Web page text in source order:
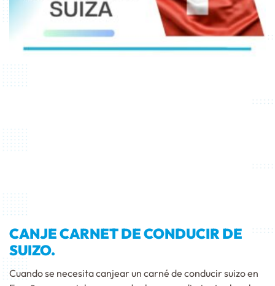
CANJE CARNET DE CONDUCIR DE
SUIZO.
Cuando se necesita canjear un carné de conducir suizo en